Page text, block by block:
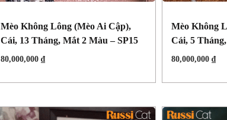
Mèo Không Lông (Mèo Ai Cập),
Cái, 13 Tháng, Mắt 2 Màu – SP15
80,000,000 ₫
Mèo Không
Cái, 5
80,000,000 ₫